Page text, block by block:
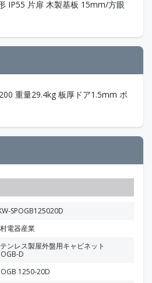
IP55 片扉 木製基板 15mm/方眼
重量29.4kg 板厚ドア1.5mm ボ
SPOGB125020D
電器産業
ンレス製屋外盤用キャビネット
D
1250-20D